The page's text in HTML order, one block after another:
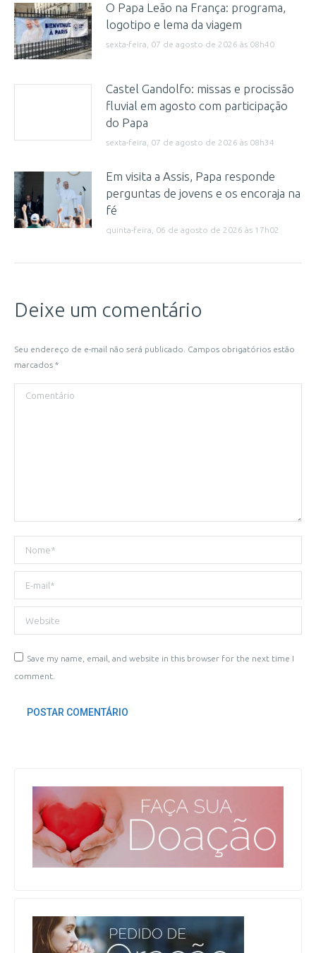
O Papa Leão na França: programa,
logotipo e lema da viagem
sexta-feira, 07 de agosto de 2026 às 08h40
Castel Gandolfo: missas e procissão
fluvial em agosto com participação
do Papa
sexta-feira, 07 de agosto de 2026 às 08h34
Em visita a Assis, Papa responde
perguntas de jovens e os encoraja na
fé
quinta-feira, 06 de agosto de 2026 às 17h02
Deixe um comentário
Seu endereço de e-mail não será publicado. Campos obrigatórios estão
marcados *
Comentário
Nome *
E-mail *
Website
Save my name, email, and website in this browser for the next time I
comment.
POSTAR COMENTÁRIO